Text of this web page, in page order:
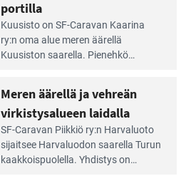
maisemat ja loistavat virkistäytymis­
mahdollisuudet.
portilla
Kuusisto on SF-Caravan Kaarina
ry:n oma alue meren äärellä
Kuusiston saarella. Pie­nehkö
Meren äärellä ja vehreän
virkistysalueen laidalla
SF-Caravan Piikkiö ry:n Harvaluoto
sijait­see Harvaluodon saarella Turun
kaakkois­puolella. Yhdistys on